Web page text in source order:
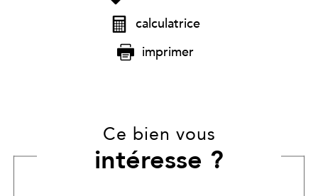
calculatrice
imprimer
Ce bien vous
intéresse ?